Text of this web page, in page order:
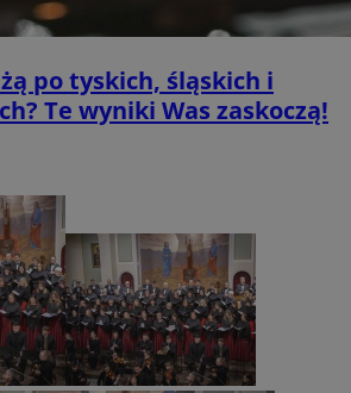
po tyskich, śląskich i
Te wyniki Was zaskoczą!